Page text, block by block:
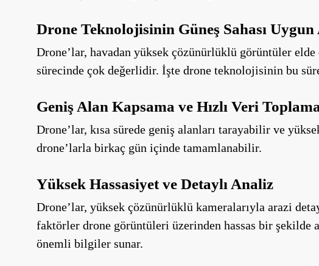
Drone Teknolojisinin Güneş Sahası
Drone’lar, havadan yüksek çözünürlüklü görüntüler
sürecinde çok değerlidir. İşte drone teknolojisinin bu
Geniş Alan Kapsama ve Hızlı Veri Toplama
Drone’lar, kısa sürede geniş alanları tarayabilir ve
drone’larla birkaç gün içinde tamamlanabilir.
Yüksek Hassasiyet ve Detaylı Analiz
Drone’lar, yüksek çözünürlüklü kameralarıyla arazi
faktörler drone görüntüleri üzerinden hassas bir
önemli bilgiler sunar.